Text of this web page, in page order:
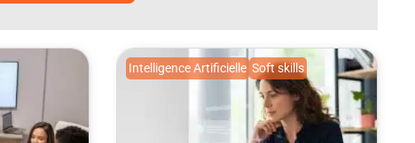
Intelligence Artificielle Soft skills